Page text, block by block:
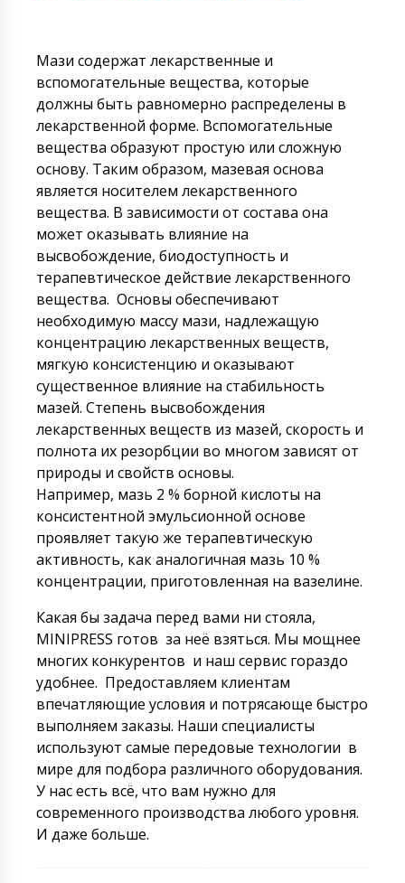
Мази содержат лекарственные и
вспомогательные вещества, которые
должны быть равномерно распределены в
лекарственной форме. Вспомогательные
вещества образуют простую или сложную
основу. Таким образом, мазевая основа
является носителем лeкapcтвeннoгo
вещества. В зависимости от состава она
может оказывать влияние на
высвобождение, биодоступность и
терапевтическое действие лекарственного
вещества. Основы обеспечивают
необходимую массу мази, надлежащую
концентрацию лекарственных веществ,
мягкую консистенцию и оказывают
существенное влияние на стабильность
мазей. Степень высвобождения
лекарственных веществ из мазей, скорость и
полнота их резорбции во многом зависят от
природы и свойств основы.
Например, мазь 2 % борной кислоты на
консистентной эмульсионной основе
проявляет такую же терапевтическую
активность, как аналогичная мазь 10 %
концентрации, приготовленная на вазелине.
Какая бы задача перед вами ни стояла,
MINIPRESS готов за неё взяться. Мы мощнее
многих конкурентов и наш сервис гораздо
удобнее. Предоставляем клиентам
впечатляющие условия и потрясающе быстро
выполняем заказы. Наши специалисты
используют самые передовые технологии в
мире для подбора различного оборудования.
У нас есть всё, что вам нужно для
современного производства любого уровня.
И даже больше.